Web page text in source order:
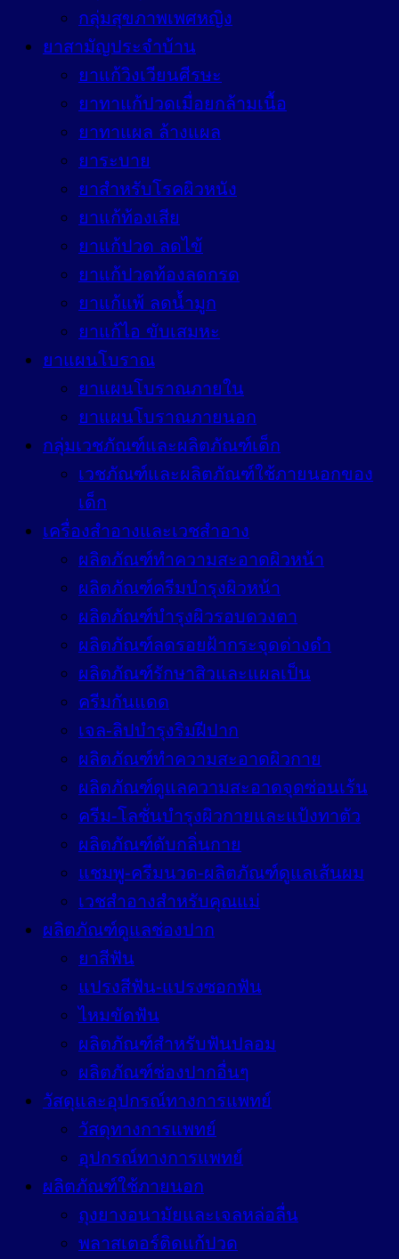
กลุ่มสุขภาพเพศหญิง
ยาสามัญประจำบ้าน
ยาแก้วิงเวียนศีรษะ
ยาทาแก้ปวดเมื่อยกล้ามเนื้อ
ยาทาแผล ล้างแผล
ยาระบาย
ยาสำหรับโรคผิวหนัง
ยาแก้ท้องเสีย
ยาแก้ปวด ลดไข้
ยาแก้ปวดท้องลดกรด
ยาแก้แพ้ ลดน้ำมูก
ยาแก้ไอ ขับเสมหะ
ยาแผนโบราณ
ยาแผนโบราณภายใน
ยาแผนโบราณภายนอก
กลุ่มเวชภัณฑ์และผลิตภัณฑ์เด็ก
เวชภัณฑ์และผลิตภัณฑ์ใช้ภายนอกของ
เด็ก
เครื่องสำอางและเวชสำอาง
ผลิตภัณฑ์ทำความสะอาดผิวหน้า
ผลิตภัณฑ์ครีมบำรุงผิวหน้า
ผลิตภัณฑ์บำรุงผิวรอบดวงตา
ผลิตภัณฑ์ลดรอยฝ้ากระจุดด่างดำ
ผลิตภัณฑ์รักษาสิวและแผลเป็น
ครีมกันแดด
เจล-ลิปบำรุงริมฝีปาก
ผลิตภัณฑ์ทำความสะอาดผิวกาย
ผลิตภัณฑ์ดูแลความสะอาดจุดซ่อนเร้น
ครีม-โลชั่นบำรุงผิวกายและแป้งทาตัว
ผลิตภัณฑ์ดับกลิ่นกาย
แชมพู-ครีมนวด-ผลิตภัณฑ์ดูแลเส้นผม
เวชสำอางสำหรับคุณแม่
ผลิตภัณฑ์ดูแลช่องปาก
ยาสีฟัน
แปรงสีฟัน-แปรงซอกฟัน
ไหมขัดฟัน
ผลิตภัณฑ์สำหรับฟันปลอม
ผลิตภัณฑ์ช่องปากอื่นๆ
วัสดุและอุปกรณ์ทางการแพทย์
วัสดุทางการแพทย์
อุปกรณ์ทางการแพทย์
ผลิตภัณฑ์ใช้ภายนอก
ถุงยางอนามัยและเจลหล่อลื่น
พลาสเตอร์ติดแก้ปวด